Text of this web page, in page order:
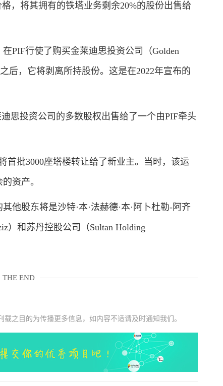
，将其拥有的铁塔业务剩余20%的股份出售给
行使了购买金莱迪思投资公司（Golden
后，它将剥离所持股份。这是在2022年宣布的
投资公司的多数股权出售给了一个由PIF牵头
批3000座塔楼转让给了新业主。当时，该运
资产。
股东将是沙特·本·法赫德·本·阿卜杜勒-阿齐
）和苏丹控股公司（Sultan Holding
THE END
之目的为传播更多信息，如内容不适请及时通知我们。